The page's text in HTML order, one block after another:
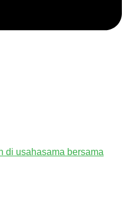
di usahasama bersama